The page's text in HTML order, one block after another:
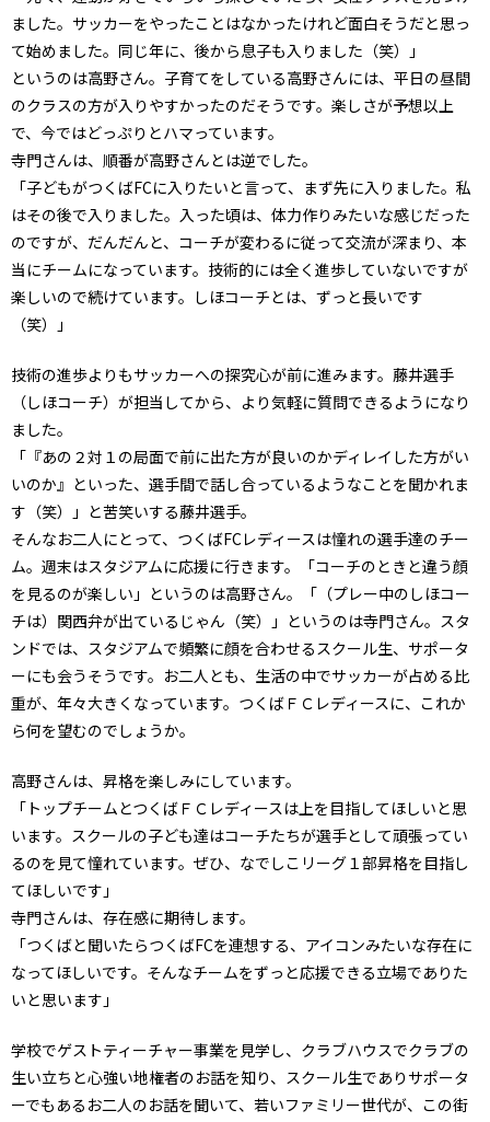
ました。サッカーをやったことはなかったけれど面白そうだと思っ
て始めました。同じ年に、後から息子も入りました（笑）」
というのは高野さん。子育てをしている高野さんには、平日の昼間
のクラスの方が入りやすかったのだそうです。楽しさが予想以上
で、今ではどっぷりとハマっています。
寺門さんは、順番が高野さんとは逆でした。
「子どもがつくばFCに入りたいと言って、まず先に入りました。私
はその後で入りました。入った頃は、体力作りみたいな感じだった
のですが、だんだんと、コーチが変わるに従って交流が深まり、本
当にチームになっています。技術的には全く進歩していないですが
楽しいので続けています。しほコーチとは、ずっと長いです
（笑）」
技術の進歩よりもサッカーへの探究心が前に進みます。藤井選手
（しほコーチ）が担当してから、より気軽に質問できるようになり
ました。
「『あの２対１の局面で前に出た方が良いのかディレイした方がい
いのか』といった、選手間で話し合っているようなことを聞かれま
す（笑）」と苦笑いする藤井選手。
そんなお二人にとって、つくばFCレディースは憧れの選手達のチー
ム。週末はスタジアムに応援に行きます。「コーチのときと違う顔
を見るのが楽しい」というのは高野さん。「（プレー中のしほコー
チは）関西弁が出ているじゃん（笑）」というのは寺門さん。スタ
ンドでは、スタジアムで頻繁に顔を合わせるスクール生、サポータ
ーにも会うそうです。お二人とも、生活の中でサッカーが占める比
重が、年々大きくなっています。つくばＦＣレディースに、これか
ら何を望むのでしょうか。
高野さんは、昇格を楽しみにしています。
「トップチームとつくばＦＣレディースは上を目指してほしいと思
います。スクールの子ども達はコーチたちが選手として頑張ってい
るのを見て憧れています。ぜひ、なでしこリーグ１部昇格を目指し
てほしいです」
寺門さんは、存在感に期待します。
「つくばと聞いたらつくばFCを連想する、アイコンみたいな存在に
なってほしいです。そんなチームをずっと応援できる立場でありた
いと思います」
学校でゲストティーチャー事業を見学し、クラブハウスでクラブの
生い立ちと心強い地権者のお話を知り、スクール生でありサポータ
ーでもあるお二人のお話を聞いて、若いファミリー世代が、この街